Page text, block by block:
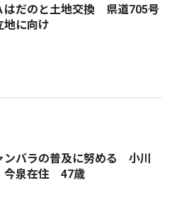
はだのと土地交換 県道705号
地に向け
ンバラの普及に努める 小川
泉在住 47歳